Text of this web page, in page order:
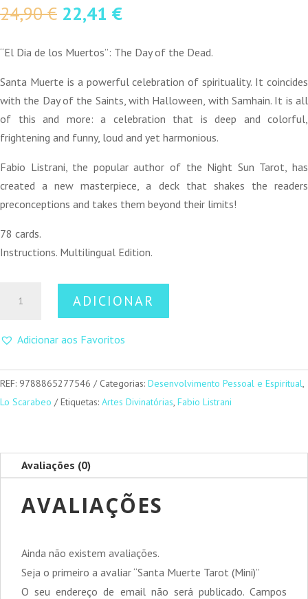
24,90€ O
original
24,90 €.
22,41 €O
atual
22,41 €.
“El Dia de los Muertos”: The Day of the Dead.
Santa Muerte is a powerful celebration of spirituality. It coincides
with the Day of the Saints, with Halloween, with Samhain. It is all
of this and more: a celebration that is deep and colorful,
frightening and funny, loud and yet harmonious.
Fabio Listrani, the popular author of the Night Sun Tarot, has
created a new masterpiece, a deck that shakes the readers
preconceptions and takes them beyond their limits!
78 cards.
Instructions. Multilingual Edition.
Muerte
(Mini)
ADICIONAR
Adicionar aos Favoritos
REF: 9788865277546 Categorias: Desenvolvimento Pessoal e Espiritual,
Lo Scarabeo
Etiquetas: Artes Divinatórias, Fabio Listrani
Avaliações (0)
AVALIAÇÕES
Ainda não existem avaliações.
Seja o primeiro a avaliar “Santa Muerte Tarot (Mini)”
O seu endereço de email não será publicado. Campos